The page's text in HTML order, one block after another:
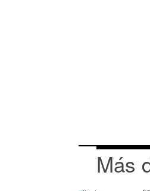
Más